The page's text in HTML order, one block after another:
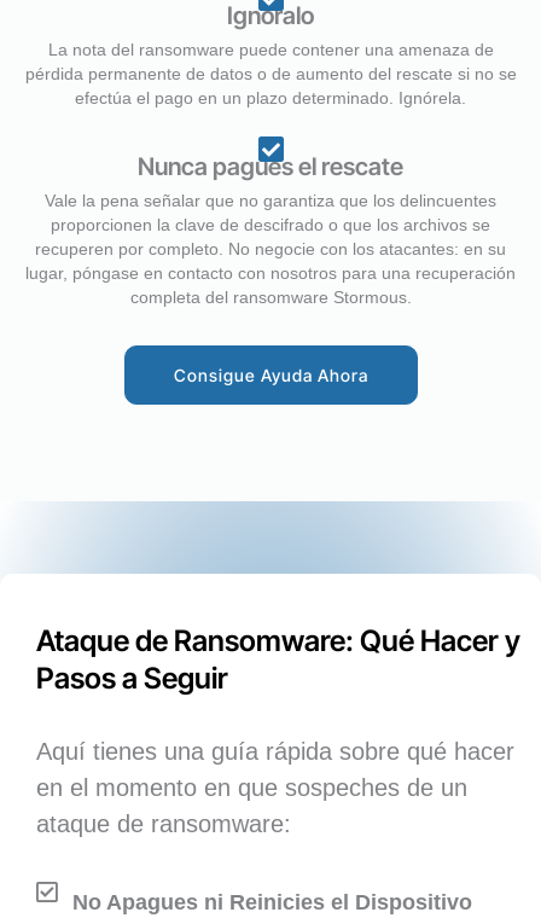
Ignóralo
La nota del ransomware puede contener una amenaza de
pérdida permanente de datos o de aumento del rescate si no se
efectúa el pago en un plazo determinado. Ignórela.
Nunca pagues el rescate
Vale la pena señalar que no garantiza que los delincuentes
proporcionen la clave de descifrado o que los archivos se
recuperen por completo. No negocie con los atacantes: en su
lugar, póngase en contacto con nosotros para una recuperación
completa del ransomware Stormous.
Consigue Ayuda Ahora
Ataque de Ransomware: Qué Hacer y
Pasos a Seguir
Aquí tienes una guía rápida sobre qué hacer
en el momento en que sospeches de un
ataque de ransomware:
No Apagues ni Reinicies el Dispositivo